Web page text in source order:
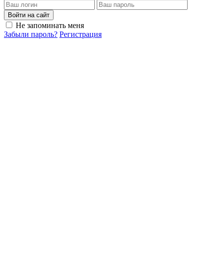
Войти на сайт
Не запоминать меня
Забыли пароль? Регистрация